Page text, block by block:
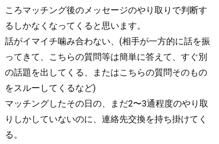
ころマッチング後のメッセージのやり取りで判断す
るしかなくなってくると思います。
話がイマイチ噛み合わない、(相手が一方的に話を振
ってきて、こちらの質問等は簡単に答えて、すぐ別
の話題を出してくる、またはこちらの質問そのもの
をスルーしてくるなど)
マッチングしたその日の、まだ2〜3通程度のやり取
りしかしていないのに、連絡先交換を持ち掛けてく
る。